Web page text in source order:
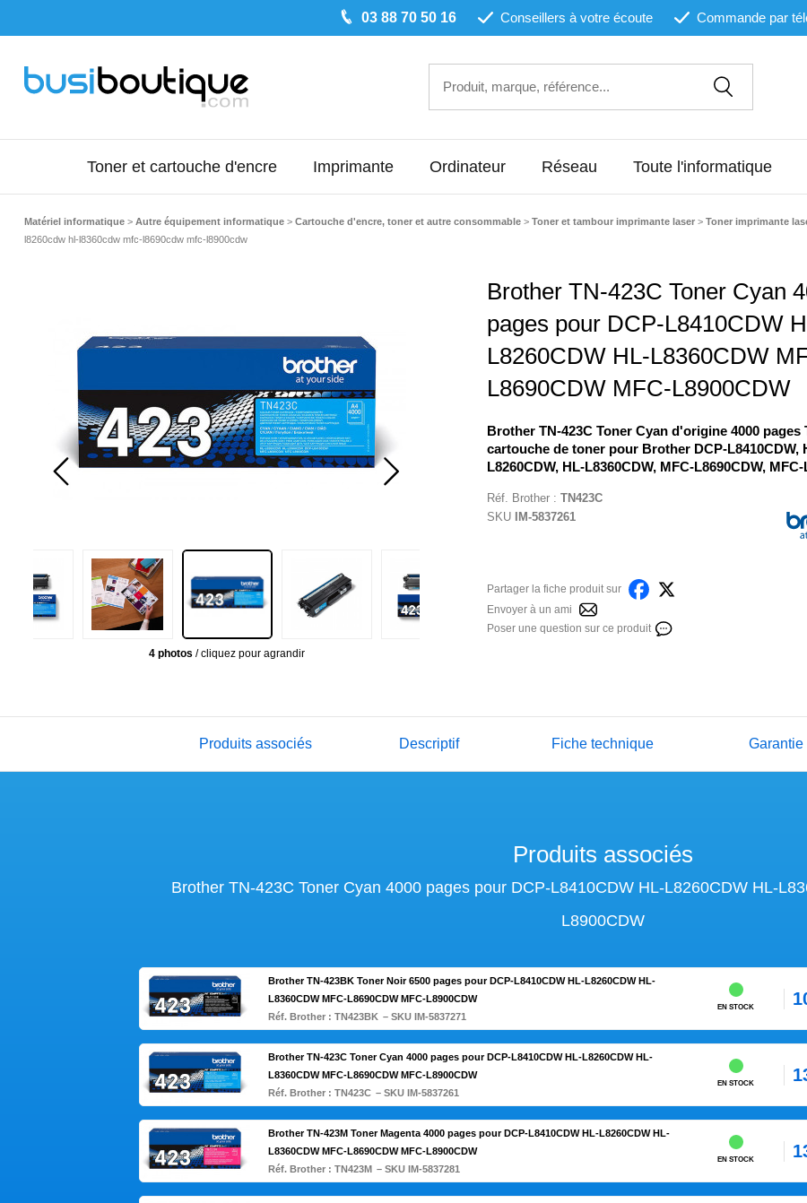
03 88 70 50 16 Conseillers à votre écoute Commande par
Toner et cartouche d'encre Imprimante Ordinateur Réseau Toute l'informatique
Matériel informatique > Autre équipement informatique > Cartouche d'encre, toner et autre consommable > Toner et tambour imprimante laser > Toner imprimante
l8260cdw hl-l8360cdw mfc-l8690cdw mfc-l8900cdw
4 photos / cliquez pour agrandir
Brother TN-423C Toner Cyan
pages pour DCP-L8410CDW
L8260CDW HL-L8360CDW
L8690CDW MFC-L8900CDW
Brother TN-423C Toner Cyan d'origine 4000 pages
cartouche de toner pour Brother DCP-L8410CDW,
L8260CDW, HL-L8360CDW, MFC-L8690CDW,
Réf. Brother: TN423C
SKU
IM-5837261
Partager la fiche produit sur
Envoyer à un ami
Poser une question sur ce produit
Produits associés Descriptif Fiche technique Garantie
Produits associés
Brother TN-423C Toner Cyan 4000 pages pour DCP-L8410CDW HL-L8260CDW HL-
L8900CDW
Brother TN-423BK Toner Noir 6500 pages pour DCP-L8410CDW HL-L8260CDW HL-
L8360CDW MFC-L8690CDW MFC-L8900CDW
Réf. Brother : TN423BK – SKU IM-5837271
EN STOCK
Brother TN-423C Toner Cyan 4000 pages pour DCP-L8410CDW HL-L8260CDW HL-
L8360CDW MFC-L8690CDW MFC-L8900CDW
Réf. Brother : TN423C – SKU IM-5837261
EN STOCK
Brother TN-423M Toner Magenta 4000 pages pour DCP-L8410CDW HL-L8260CDW HL-
L8360CDW MFC-L8690CDW MFC-L8900CDW
Réf. Brother : TN423M – SKU IM-5837281
EN STOCK